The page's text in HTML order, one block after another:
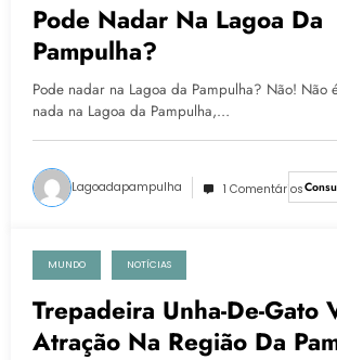
Pode Nadar Na Lagoa Da
Pampulha?
Pode nadar na Lagoa da Pampulha? Não! Não
nada na Lagoa da Pampulha,…
Lagoadapampulha 1 Comentários
8 de outubro de 2020
MUNDO NOTÍCIAS
Trepadeira Unha-De-Gato
Atração Na Região Da